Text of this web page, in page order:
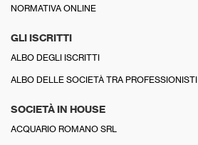
NORMATIVA ONLINE
GLI ISCRITTI
ALBO DEGLI ISCRITTI
ALBO DELLE SOCIETÀ TRA PROFESSIONISTI
SOCIETÀ IN HOUSE
ACQUARIO ROMANO SRL